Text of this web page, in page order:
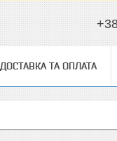
ДОСТАВКА ТА ОПЛАТА